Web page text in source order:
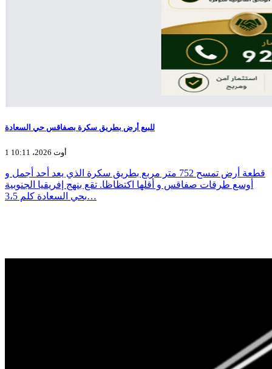
للبيع أرض بطريق سكرة بصفاقس حي السعادة
1 أوت 2026، 10:11
قطعة أرض تمسح 752 متر مربع بطريق سكرة الذي يعد أحد أجمل و
أوسع طرقات صفاقس و أقلها اكتظاظا. تقع بنهج إفريقيا الجنوبية
بحي السعادة كلم 3،5…